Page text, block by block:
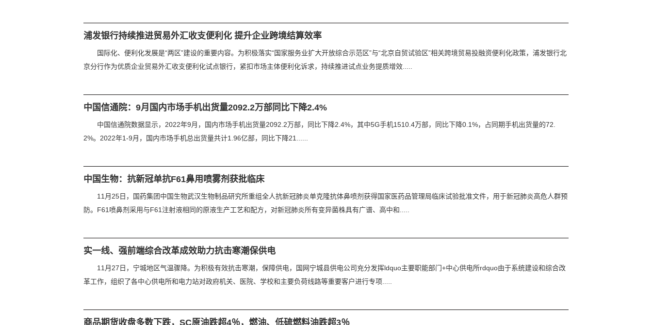
浦发银行持续推进贸易外汇收支便利化 提升企业跨境结算效率
国际化、便利化发展是“两区”建设的重要内容。为积极落实“国家服务业扩大开放综合示范区”与“北京自贸试验区”相关跨境贸易投融资便利化政策，浦发银行北
京分行作为优质企业贸易外汇收支便利化试点银行，紧扣市场主体便利化诉求，持续推进试点业务提质增效.....
中国信通院：9月国内市场手机出货量2092.2万部同比下降2.4%
中国信通院数据显示，2022年9月，国内市场手机出货量2092.2万部，同比下降2.4%，其中5G手机1510.4万部，同比下降0.1%，占同期手机出货量的72.
2%。2022年1-9月，国内市场手机总出货量共计1.96亿部，同比下降21......
中国生物：抗新冠单抗F61鼻用喷雾剂获批临床
11月25日，国药集团中国生物武汉生物制品研究所重组全人抗新冠肺炎单克隆抗体鼻喷剂获得国家医药品管理局临床试验批准文件，用于新冠肺炎高危人群预
防。F61喷鼻剂采用与F61注射液相同的原液生产工艺和配方，对新冠肺炎所有变异菌株具有广谱、高中和.....
实一线、强前端综合改革成效助力抗击寒潮保供电
11月27日，宁城地区气温骤降。为积极有效抗击寒潮，保障供电，国网宁城县供电公司充分发挥ldquo主要职能部门+中心供电所rdquo由于系统建设和综合改
革工作，组织了各中心供电所和电力站对政府机关、医院、学校和主要负荷线路等重要客户进行专项.....
商品期货收盘多数下跌，SC原油跌超4％，燃油、低硫燃料油跌超3％